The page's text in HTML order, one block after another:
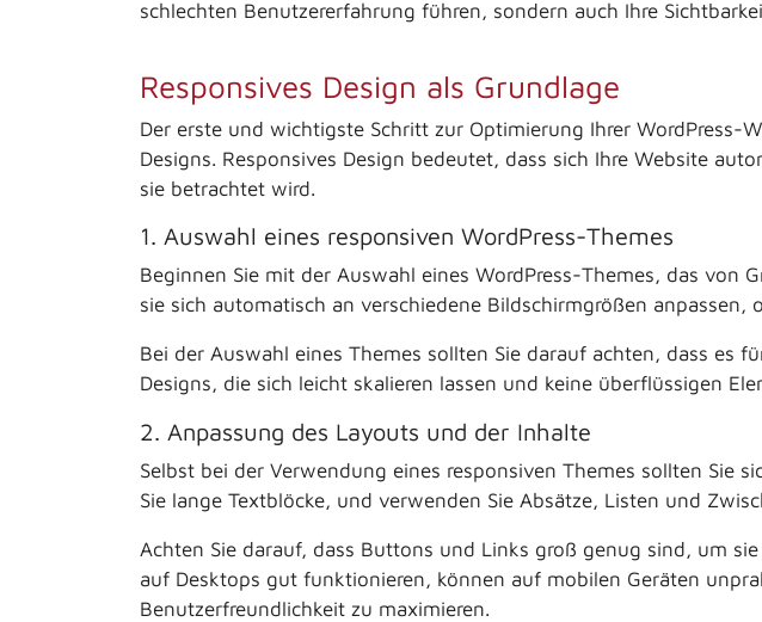
schlechten Benutzererfahrung führen, sondern auch Ihre
Responsives Design als Grundlage
Der erste und wichtigste Schritt zur Optimierung Ihrer
Designs. Responsives Design bedeutet, dass sich Ihre Website
sie betrachtet wird.
1. Auswahl eines responsiven WordPress-Themes
Beginnen Sie mit der Auswahl eines WordPress-Themes, das von
sie sich automatisch an verschiedene Bildschirmgrößen
Bei der Auswahl eines Themes sollten Sie darauf achten, dass es
Designs, die sich leicht skalieren lassen und keine überflüssigen
2. Anpassung des Layouts und der Inhalte
Selbst bei der Verwendung eines responsiven Themes sollten Sie
Sie lange Textblöcke, und verwenden Sie Absätze, Listen und
Achten Sie darauf, dass Buttons und Links groß genug sind, um
auf Desktops gut funktionieren, können auf mobilen Geräten
Benutzerfreundlichkeit zu maximieren.